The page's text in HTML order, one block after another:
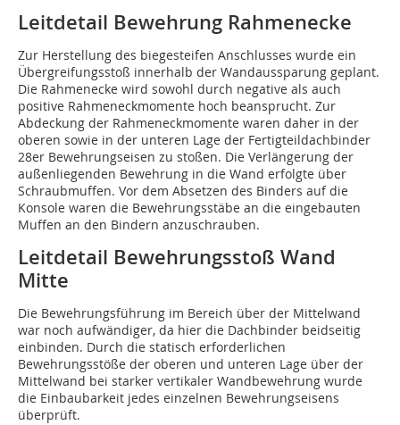
Leitdetail Bewehrung Rahmenecke
Zur Herstellung des biegesteifen Anschlusses wurde ein
Übergreifungsstoß innerhalb der Wandaussparung geplant.
Die Rahmenecke wird sowohl durch negative als auch
positive Rahmeneckmomente hoch beansprucht. Zur
Abdeckung der Rahmeneckmomente waren daher in der
oberen sowie in der unteren Lage der Fertigteildachbinder
28er Bewehrungseisen zu stoßen. Die Verlängerung der
außenliegenden Bewehrung in die Wand erfolgte über
Schraubmuffen. Vor dem Absetzen des Binders auf die
Konsole waren die Bewehrungsstäbe an die eingebauten
Muffen an den Bindern anzuschrauben.
Leitdetail Bewehrungsstoß Wand
Mitte
Die Bewehrungsführung im Bereich über der Mittelwand
war noch aufwändiger, da hier die Dachbinder beidseitig
einbinden. Durch die statisch erforderlichen
Bewehrungsstöße der oberen und unteren Lage über der
Mittelwand bei starker vertikaler Wandbewehrung wurde
die Einbaubarkeit jedes einzelnen Bewehrungseisens
überprüft.